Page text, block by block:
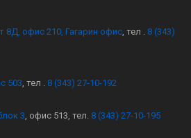
8Д, офис 210, Гагарин офис , тел . 8 (343)
503 , тел . 8 (343) 27-10-192
3 , офис 513, тел. 8 (343) 27-10-195